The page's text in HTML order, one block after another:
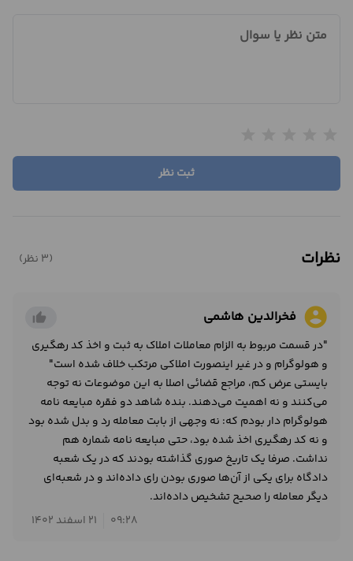
متن نظر یا سوال
ثبت نظر
نظرات (3 نظر)
account_circle فخرالدین هاشمی thumb_up_alt
"در قسمت مربوط به الزام معاملات املاک به ثبت و اخذ کد رهگیری
و هولوگرام و در غیر اینصورت املاکی مرتکب خلاف شده است"
بایستی عرض کم، مراجع قضائی اصلا به این موضوعات نه توجه
می‌کنند و نه اهمیت می‌دهند. بنده شاهد دو فقره مبایعه نامه
هولوگرام دار بودم که: نه وجهی از بابت معامله رد و بدل شده بود
و نه کد رهگیری اخذ شده بود، حتی مبایعه نامه شماره هم
نداشت. صرفا یک تاریخ صوری گذاشته بودند که در یک شعبه
دادگاه برای یکی از آن‌ها صوری بودن رای داده‌اند و در شعبه‌ای
دیگر معامله را صحیح تشخیص داده‌اند.
09:28
21 اسفند 1402